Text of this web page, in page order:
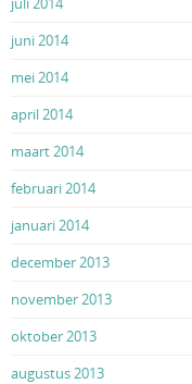
juni 2014
mei 2014
april 2014
maart 2014
februari 2014
januari 2014
december 2013
november 2013
oktober 2013
augustus 2013